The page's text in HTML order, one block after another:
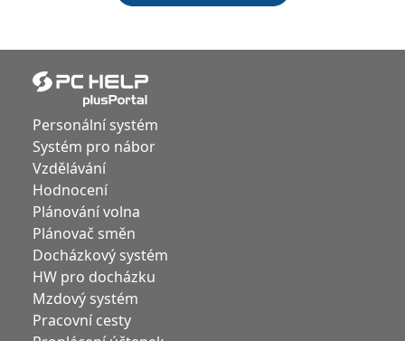
Personální systém
Systém pro nábor
Vzdělávání
Hodnocení
Plánování volna
Plánovač směn
Docházkový systém
HW pro docházku
Mzdový systém
Pracovní cesty